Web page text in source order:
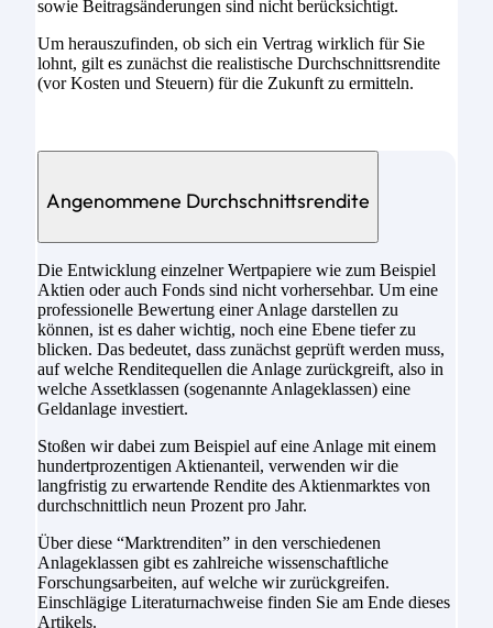
sowie Beitragsänderungen sind nicht berücksichtigt.
Um herauszufinden, ob sich ein Vertrag wirklich für Sie
lohnt, gilt es zunächst die realistische Durchschnittsrendite
(vor Kosten und Steuern) für die Zukunft zu ermitteln.
Angenommene Durchschnittsrendite
Die Entwicklung einzelner Wertpapiere wie zum Beispiel
Aktien oder auch Fonds sind nicht vorhersehbar. Um eine
professionelle Bewertung einer Anlage darstellen zu
können, ist es daher wichtig, noch eine Ebene tiefer zu
blicken. Das bedeutet, dass zunächst geprüft werden muss,
auf welche Renditequellen die Anlage zurückgreift, also in
welche Assetklassen (sogenannte Anlageklassen) eine
Geldanlage investiert.
Stoßen wir dabei zum Beispiel auf eine Anlage mit einem
hundertprozentigen Aktienanteil, verwenden wir die
langfristig zu erwartende Rendite des Aktienmarktes von
durchschnittlich neun Prozent pro Jahr.
Über diese “Marktrenditen” in den verschiedenen
Anlageklassen gibt es zahlreiche wissenschaftliche
Forschungsarbeiten, auf welche wir zurückgreifen.
Einschlägige Literaturnachweise finden Sie am Ende dieses
Artikels.